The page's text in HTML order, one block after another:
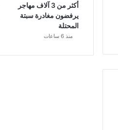
أكثر من 3 آلاف مهاجر
يرفضون مغادرة سبتة
المحتلة
منذ 6 ساعات